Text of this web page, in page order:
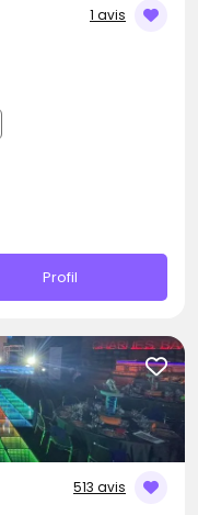
1 avis
Profil
513 avis